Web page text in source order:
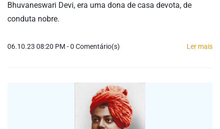
Bhuvaneswari Devi, era uma dona de casa devota, de
conduta nobre.
06.10.23 08:20 PM -0 Comentário(s) Ler mais